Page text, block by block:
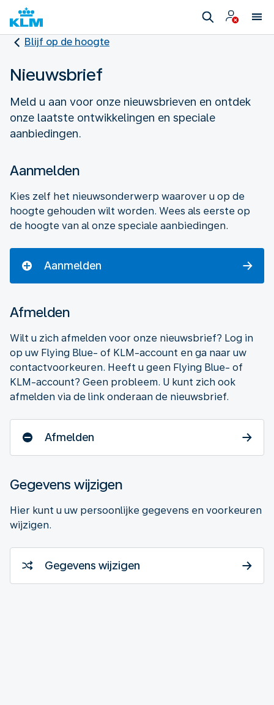
Blijf op de hoogte
Nieuwsbrief
Meld u aan voor onze nieuwsbrieven en ontdek
onze laatste ontwikkelingen en speciale
aanbiedingen.
Aanmelden
Kies zelf het nieuwsonderwerp waarover u op de
hoogte gehouden wilt worden. Wees als eerste op
de hoogte van al onze speciale aanbiedingen.
Aanmelden
Afmelden
Wilt u zich afmelden voor onze nieuwsbrief? Log in
op uw Flying Blue- of KLM-account en ga naar uw
contactvoorkeuren. Heeft u geen Flying Blue- of
KLM-account? Geen probleem. U kunt zich ook
afmelden via de link onderaan de nieuwsbrief.
Afmelden
Gegevens wijzigen
Hier kunt u uw persoonlijke gegevens en voorkeuren
wijzigen.
Gegevens wijzigen